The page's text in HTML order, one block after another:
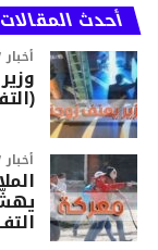
أحدث المقالات
أخبار
أخبار